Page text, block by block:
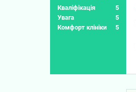
Кваліфікація
5
Увага
5
Комфорт клініки
5